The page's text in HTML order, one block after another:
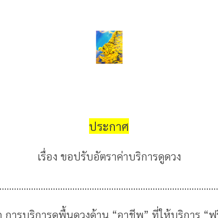
ประกาศ
เรื่อง ขอปรับอัตราค่าบริการดูดวง
การบริการดูพื้นดวงด้าน “อาชีพ” ที่ให้บริการ “